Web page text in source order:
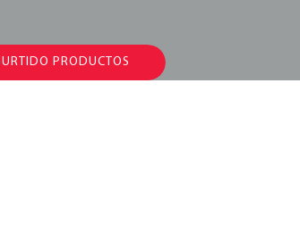
PRODUCTOS